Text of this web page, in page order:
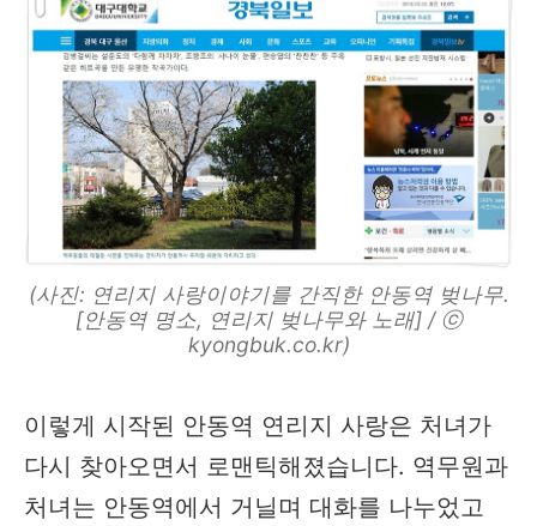
(사진: 연리지 사랑이야기를 간직한 안동역 벚나무.
[안동역 명소, 연리지 벚나무와 노래] / ⓒ
kyongbuk.co.kr)
이렇게 시작된 안동역 연리지 사랑은 처녀가
다시 찾아오면서 로맨틱해졌습니다. 역무원과
처녀는 안동역에서 거닐며 대화를 나누었고